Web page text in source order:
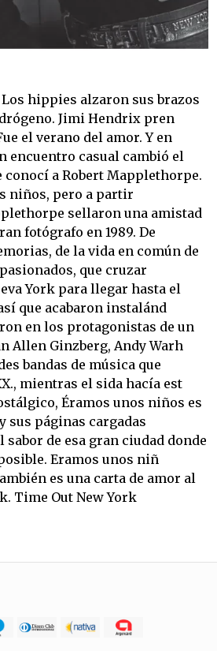
hippies alzaron sus brazos
Jimi Hendrix pren
el verano del amor. Y en
encuentro casual cambió el
conocí a Robert Mapplethorpe.
niños, pero a partir
sellaron una amistad
fotógrafo en 1989. De
de la vida en común de
que cruzar
York para llegar hasta el
que acabaron instalánd
en los protagonistas de un
Allen Ginzberg, Andy Warh
bandas de música que
mientras el sida hacía est
Éramos unos niños es
sus páginas cargadas
de esa gran ciudad donde
Eramos unos niñ
es una carta de amor al
Time Out New York